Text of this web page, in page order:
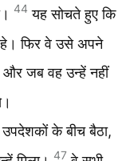
44 यह सोचते हुए कि
फिर वे उसे अपने
और जब वह उन्हें नहीं
के बीच बैठा,
47